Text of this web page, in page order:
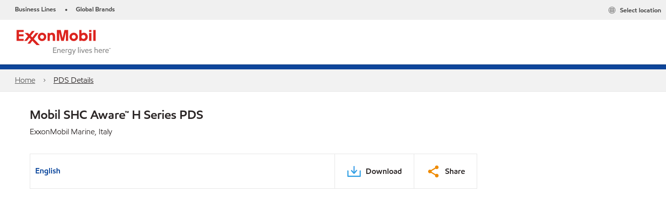
Business Lines • Global Brands Select location
Home PDS Details
Mobil SHC Aware™ H Series PDS
ExxonMobil Marine, Italy
English Download Share